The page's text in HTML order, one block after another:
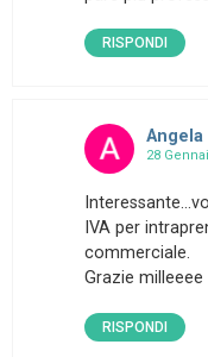
RISPONDI
Angela
28
IVA per
commerciale.
Grazie milleeee
RISPONDI